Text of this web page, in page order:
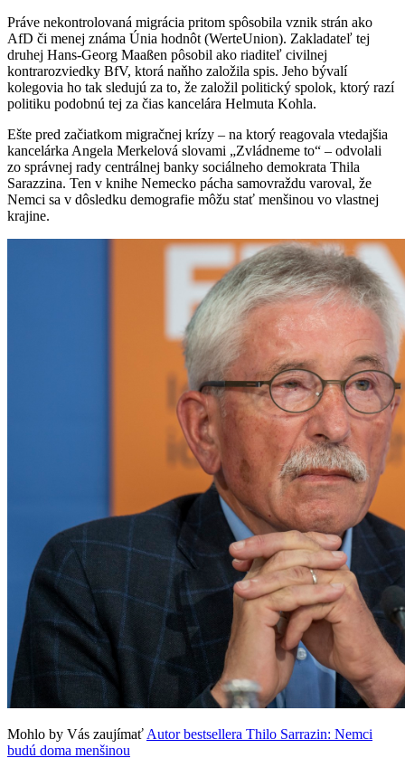
Práve nekontrolovaná migrácia pritom spôsobila vznik strán ako
AfD či menej známa Únia hodnôt (WerteUnion). Zakladateľ tej
druhej Hans-Georg Maaßen pôsobil ako riaditeľ civilnej
kontrarozviedky BfV, ktorá naňho založila spis. Jeho bývalí
kolegovia ho tak sledujú za to, že založil politický spolok, ktorý razí
politiku podobnú tej za čias kancelára Helmuta Kohla.
Ešte pred začiatkom migračnej krízy – na ktorý reagovala vtedajšia
kancelárka Angela Merkelová slovami „Zvládneme to“ – odvolali
zo správnej rady centrálnej banky sociálneho demokrata Thila
Sarazzina. Ten v knihe Nemecko pácha samovraždu varoval, že
Nemci sa v dôsledku demografie môžu stať menšinou vo vlastnej
krajine.
Mohlo by Vás zaujímať Autor bestsellera Thilo Sarrazin: Nemci
budú doma menšinou